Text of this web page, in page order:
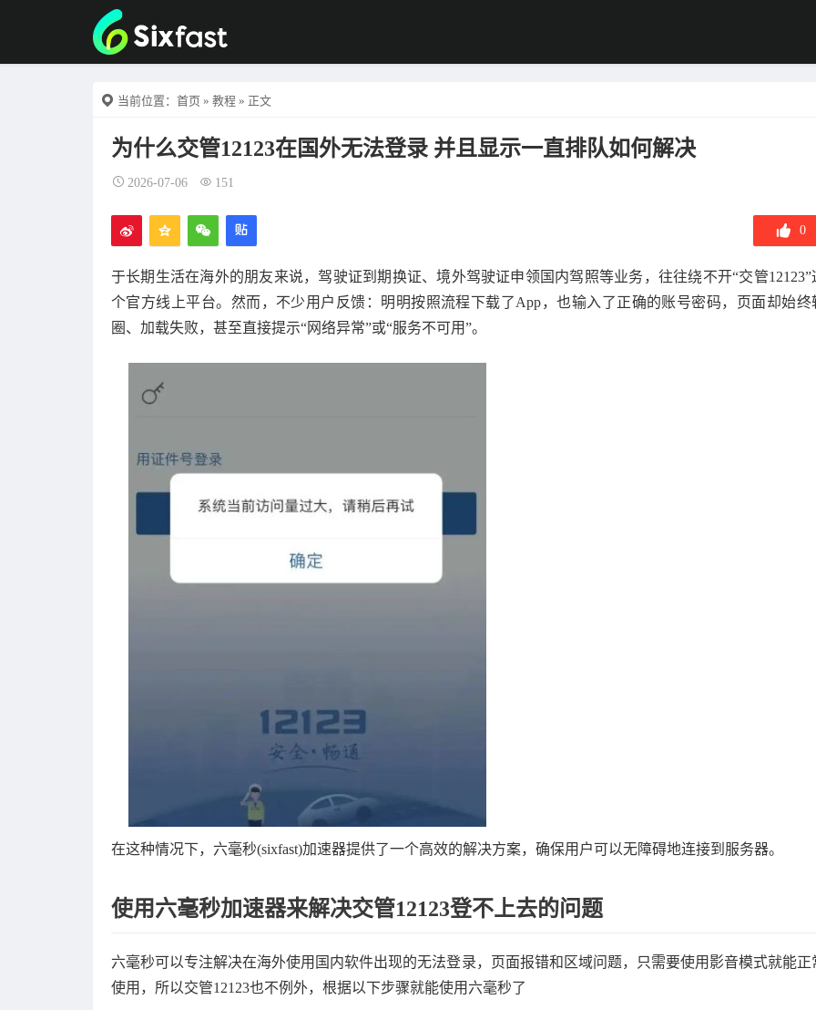
当前位置： 首页 » 教程 » 正文
为什么交管12123在国外无法登录 并且显示一直排队如何解决
2026-07-06 151
0
于长期生活在海外的朋友来说，驾驶证到期换证、境外驾驶证申领国内驾照等业务，往往绕不开“交管12123”
个官方线上平台。然而，不少用户反馈：明明按照流程下载了App，也输入了正确的账号密码，页面却始终
圈、加载失败，甚至直接提示“网络异常”或“服务不可用”。
在这种情况下，六毫秒(sixfast)加速器提供了一个高效的解决方案，确保用户可以无障碍地连接到服务器。
使用六毫秒加速器来解决交管12123登不上去的问题
六毫秒可以专注解决在海外使用国内软件出现的无法登录，页面报错和区域问题，只需要使用影音模式就能正
使用，所以交管12123也不例外，根据以下步骤就能使用六毫秒了